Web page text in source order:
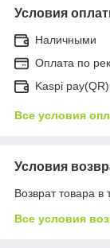
Условия
Наличными
Оплата по
Kaspi
Все условия
Условия
Возврат товара в
Все условия